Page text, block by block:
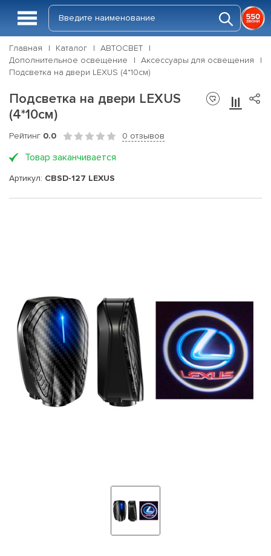
Главная Каталог
АВТОСВЕТ
Дополнительное освещение
Аксессуары для освещения
Подсветка на двери LEXUS (4*10см)
Подсветка на двери LEXUS
(4*10см)
Рейтинг 0.0 0 отзывов
Товар заканчивается
Артикул: CBSD-127 LEXUS